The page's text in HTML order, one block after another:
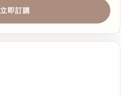
立即訂購